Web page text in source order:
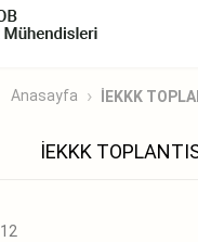
Anasayfa İEKKK
İEKKK